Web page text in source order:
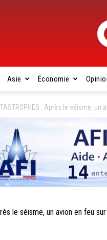
Asie Économie
: Après le séisme, un
le séisme, un avion en feu sur